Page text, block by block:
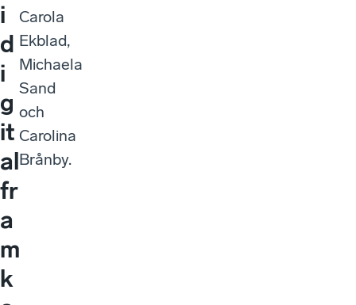
i
d
i
g
it
al
fr
a
m
k
Carola
Ekblad,
Michaela
Sand
och
Carolina
Brånby.